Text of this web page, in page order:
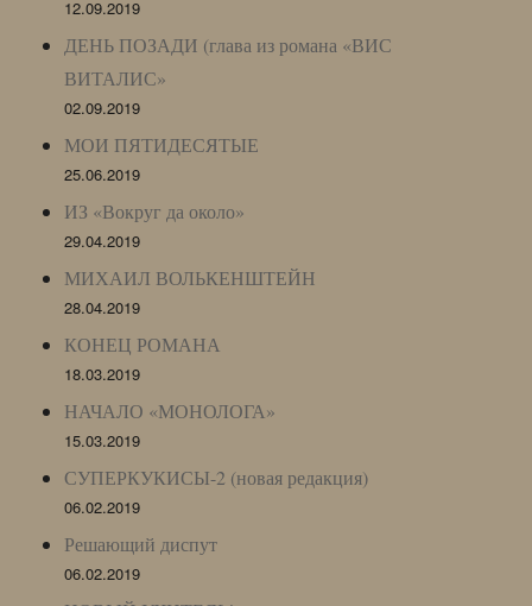
12.09.2019
ДЕНЬ ПОЗАДИ (глава из романа «ВИС
ВИТАЛИС»
02.09.2019
МОИ ПЯТИДЕСЯТЫЕ
25.06.2019
ИЗ «Вокруг да около»
29.04.2019
МИХАИЛ ВОЛЬКЕНШТЕЙН
28.04.2019
КОНЕЦ РОМАНА
18.03.2019
НАЧАЛО «МОНОЛОГА»
15.03.2019
СУПЕРКУКИСЫ-2 (новая редакция)
06.02.2019
Решающий диспут
06.02.2019